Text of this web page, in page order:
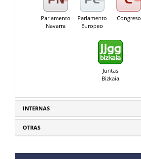
Parlamento
Navarra
Parlamento
Europeo
Congreso
Juntas
Bizkaia
INTERNAS
OTRAS